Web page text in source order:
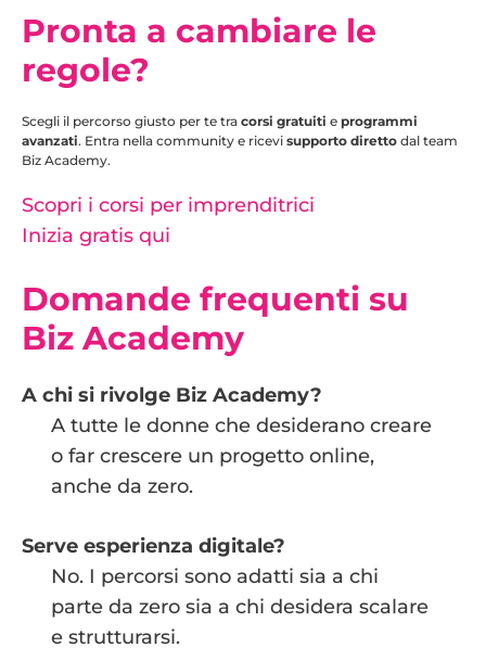
Pronta a cambiare le
regole?
Scegli il percorso giusto per te tra corsi gratuiti e programmi
avanzati. Entra nella community e ricevi supporto diretto dal team
Biz Academy.
Scopri i corsi per imprenditrici
Inizia gratis qui
Domande frequenti su
Biz Academy
A chi si rivolge Biz Academy?
A tutte le donne che desiderano creare
o far crescere un progetto online,
anche da zero.
Serve esperienza digitale?
No. I percorsi sono adatti sia a chi
parte da zero sia a chi desidera scalare
e strutturarsi.